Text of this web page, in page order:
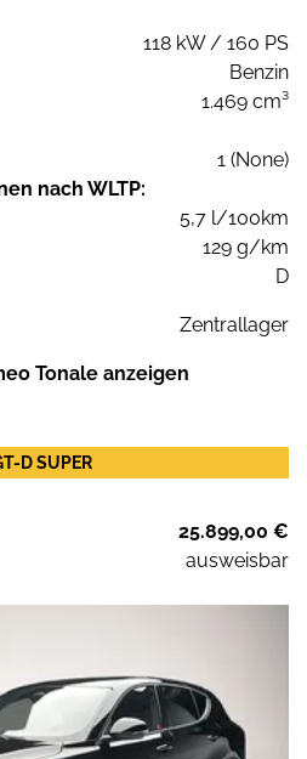
118 kW / 160 PS
Benzin
1.469 cm³
1 (None)
nach WLTP:
5,7 l/100km
129 g/km
D
Zentrallager
Tonale anzeigen
D SUPER
25.899,00 €
ausweisbar